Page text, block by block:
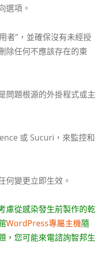
選項。
者”，並確保沒有未經授
除任何不應該存在的東
問題根源的外掛程式或主
或 Sucuri，來監控和
何變更立即生效。
慮從感染發生前製作的乾
WordPress專屬主機隨
，您可能來電諮詢智邦生